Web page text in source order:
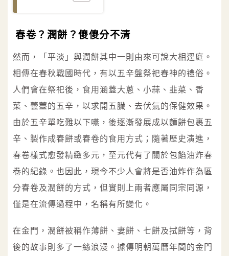
春卷？潤餅？傻傻分不清
然而，「平淡」與潤餅其中一則由來可說大相逕庭。
相傳在春秋戰國時代，有以五辛盤祭祀春神的禮俗。
人們會在祭祀後，食用涵蓋大蔥、小蒜、韭菜、香
菜、蕓薹的五辛，以求開五臟、去伏氣的保健效果。
由於五辛單吃難以下嚥，後逐漸發展成以麵餅包裹五
辛、製作成春餅或春卷的食用方式；隨著歷史演進，
春卷樣式愈發精緻多元，至元代有了關於包餡油炸春
卷的紀錄。也因此，現今不少人會將是否油炸作為區
分春卷及潤餅的方式，但實則上兩者應屬同宗同源，
僅是在流傳過程中，名稱有所變化。
在金門，潤餅被稱作薄餅、妻餅、七餅及拭餅等，背
後的故事則多了一絲浪漫。據傳明朝萬曆年間的金門